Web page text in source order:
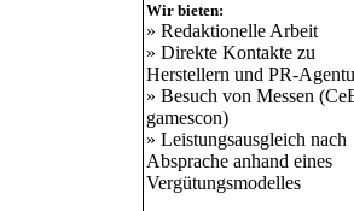
Wir bieten:
» Redaktionelle Arbeit
» Direkte Kontakte zu
Herstellern und PR-
» Besuch von Messen
gamescon)
» Leistungsausgleich nach
Absprache anhand eines
Vergütungsmodelles